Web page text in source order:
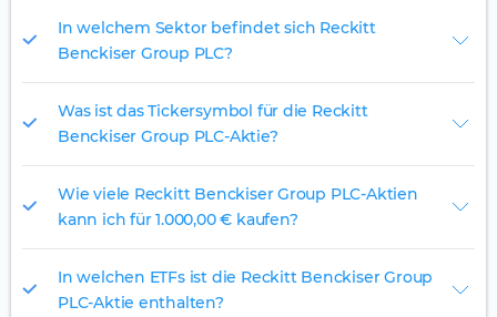
In welchem Sektor befindet sich Reckitt
Benckiser Group PLC?
Was ist das Tickersymbol für die Reckitt
Benckiser Group PLC-Aktie?
Wie viele Reckitt Benckiser Group PLC-Aktien
kann ich für 1.000,00 € kaufen?
In welchen ETFs ist die Reckitt Benckiser Group
PLC-Aktie enthalten?